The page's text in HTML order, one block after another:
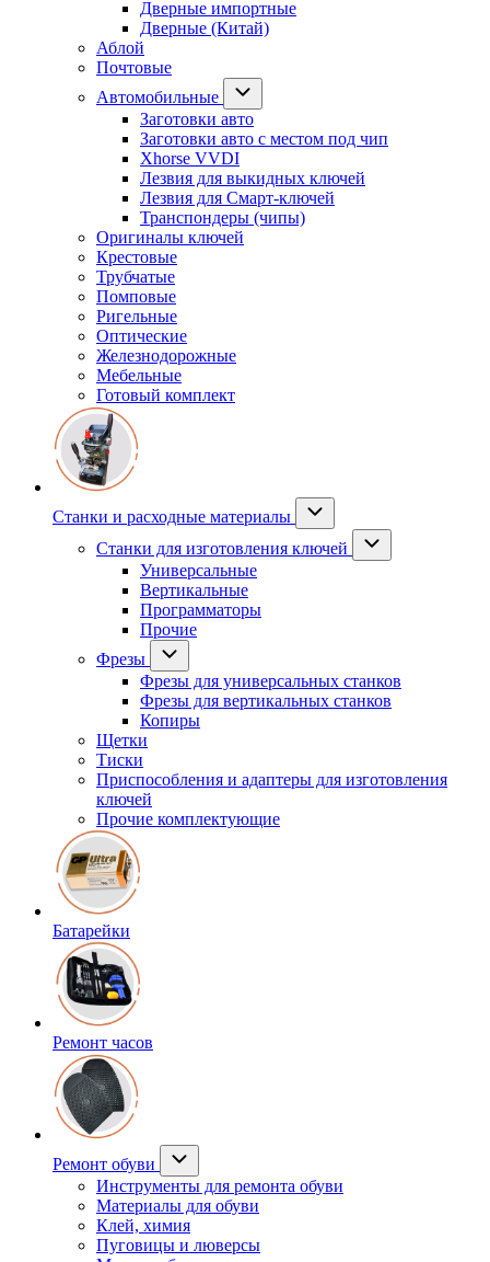
Дверные импортные
Дверные (Китай)
Аблой
Почтовые
Автомобильные
Заготовки авто
Заготовки авто с местом под чип
Xhorse VVDI
Лезвия для выкидных ключей
Лезвия для Смарт-ключей
Транспондеры (чипы)
Оригиналы ключей
Крестовые
Трубчатые
Помповые
Ригельные
Оптические
Железнодорожные
Мебельные
Готовый комплект
Станки и расходные материалы
Станки для изготовления ключей
Универсальные
Вертикальные
Программаторы
Прочие
Фрезы
Фрезы для универсальных станков
Фрезы для вертикальных станков
Копиры
Щетки
Тиски
Приспособления и адаптеры для изготовления
ключей
Прочие комплектующие
Батарейки
Ремонт часов
Ремонт обуви
Инструменты для ремонта обуви
Материалы для обуви
Клей, химия
Пуговицы и люверсы